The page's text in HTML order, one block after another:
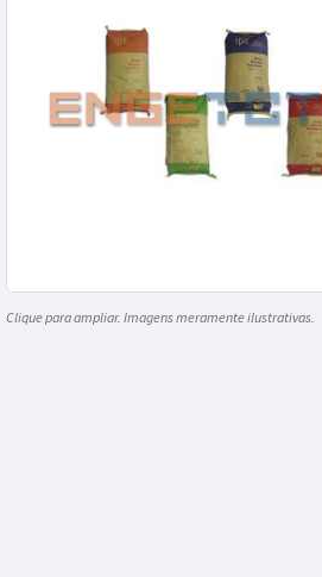
Clique para ampliar. Imagens meramente ilustrativas.